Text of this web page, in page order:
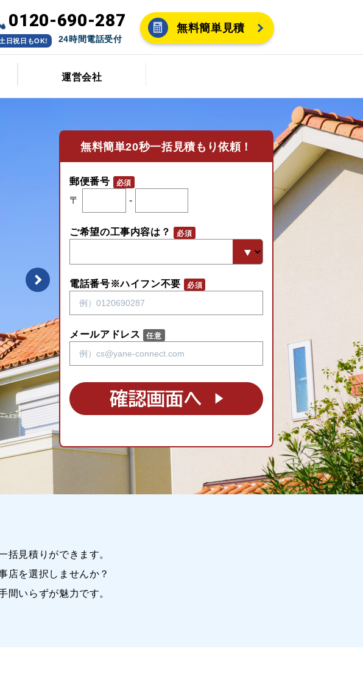
0120-690-287
土日祝日もOK! 24時間電話受付
無料簡単見積
運営会社
無料簡単20秒一括見積もり依頼！
郵便番号
〒
-
ご希望の工事内容は？
電話番号※ハイフン不要
メールアドレス
括見積りができます。
店を選択しませんか？
間いらずが魅力です。